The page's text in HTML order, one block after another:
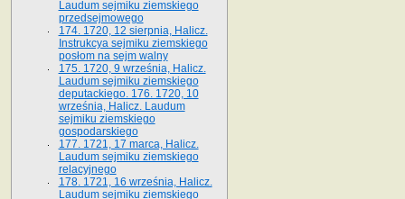
Laudum sejmiku ziemskiego
przedsejmowego
174. 1720, 12 sierpnia, Halicz.
Instrukcya sejmiku ziemskiego
posłom na sejm walny
175. 1720, 9 września, Halicz.
Laudum sejmiku ziemskiego
deputackiego. 176. 1720, 10
września, Halicz. Laudum
sejmiku ziemskiego
gospodarskiego
177. 1721, 17 marca, Halicz.
Laudum sejmiku ziemskiego
relacyjnego
178. 1721, 16 września, Halicz.
Laudum sejmiku ziemskiego